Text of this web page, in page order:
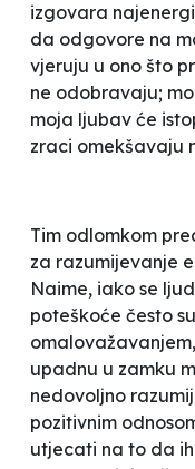
izgovara
da odgovore na
vjeruju u ono što
ne odobravaju;
moja ljubav će
zraci omekšavaju
Tim odlomkom
za razumijevanje
Naime, iako se
poteškoće često
upadnu u zamku
nedovoljno
pozitivnim
utjecati na to da